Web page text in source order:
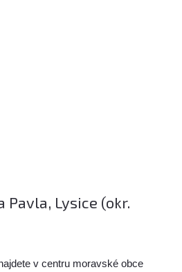
Pavla, Lysice (okr.
v centru moravské obce